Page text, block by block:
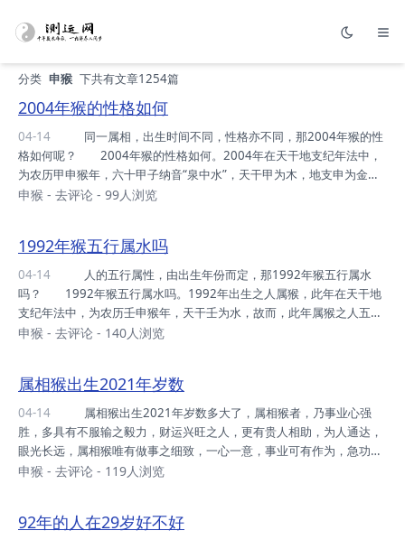
分类 申猴 下共有文章1254篇
2004年猴的性格如何
04-14
格如何呢？ 2004年猴的性格如何。2004年在天干地支纪年法中，
为农历甲申猴年，六十甲子纳音“泉中水”，天干甲为木，地支申为金，
故而此年出生之人属猴，乃金克木之相。 正月出生，精力充沛，心
为人慷慨，有慈祥恺悌之意。 六月出生，聪明好学，胆识过人。
七月出生，英杰人才，聪敏贤能。 八月出生，多才多艺，口齿伶
俐。 九月出生，善于思考，心有谋略，有冲天之志。 十月出
生，为人温和厚重，乐于助人。 冬...
申猴 - 去评论 - 99人浏览
1992年猴五行属水吗
04-14
吗？ 1992年猴五行属水吗。1992年出生之人属猴，此年在天干地
支纪年法中，为农历壬申猴年，天干壬为水，故而，此年属猴之人五行
属水。 子时出生之人，为人乐善好施，一生近官利贵。 丑时出
生之人，行事积极，有天赋之吉运。 巳时出生之人，天资聪颖，姻
缘迟配为美。 午时出生之人，口舌能辩，事业终能成功。 未时
出生之人，相貌清秀，一生多情多累。 申时出生之人，机谋出众，
享尽儿孙之清福。 酉时出生之人，气满...
申猴 - 去评论 - 140人浏览
属相猴出生2021年岁数
04-14
胜，多具有不服输之毅力，财运兴旺之人，更有贵人相助，为人通达，
眼光长远，属相猴唯有做事之细致，一心一意，事业可有作为，急功近
利之人，财运不得。 1932年之属相猴，自我意识强烈，善于应
机智有谋略，浪漫多情，生性风流，周岁65，虚岁66。 1968年之
申猴 - 去评论 - 119人浏览
92年的人在29岁好不好